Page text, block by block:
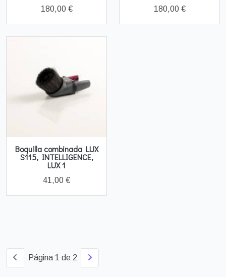
180,00 € 180,00 €
Boquilla combinada LUX
S115, INTELLIGENCE,
LUX 1
41,00 €
Página 1 de 2